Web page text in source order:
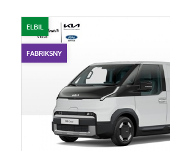
ELBIL
FABRIKSNY